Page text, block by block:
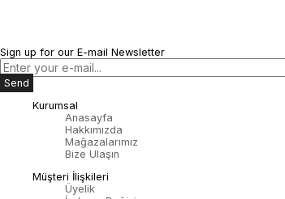
Sign up for our E-mail Newsletter
Send
Kurumsal
Anasayfa
Hakkımızda
Mağazalarımız
Bize Ulaşın
Müşteri İlişkileri
Üyelik